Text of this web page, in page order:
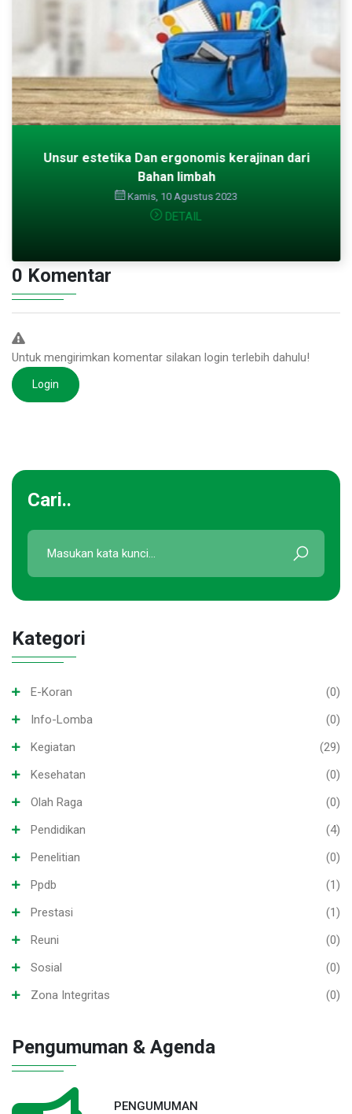
Unsur estetika Dan ergonomis kerajinan dari
Bahan limbah
Kamis, 10 Agustus 2023
DETAIL
0 Komentar
Untuk mengirimkan komentar silakan login terlebih dahulu!
Login
Cari..
Kategori
E-Koran
(0)
Info-Lomba
(0)
Kegiatan
(29)
Kesehatan
(0)
Olah Raga
(0)
Pendidikan
(4)
Penelitian
(0)
Ppdb
(1)
Prestasi
(1)
Reuni
(0)
Sosial
(0)
Zona Integritas
(0)
Pengumuman & Agenda
PENGUMUMAN